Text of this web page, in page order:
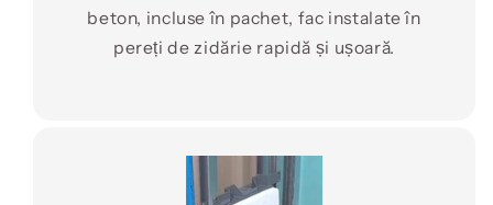
beton, incluse în pachet, fac instalate în
pereți de zidărie rapidă și ușoară.